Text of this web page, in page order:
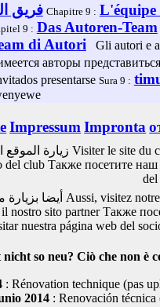
فريقالكتاب والمؤلفين ضيف يعرض نفسه Chapitre 9 : L'équipe
9 : Das Autoren-Team
di Autori Gli autori e
авторы представиться
presentarse Sura 9 :
Impressum Impronta
زيارة الموقع الناديVisiter le site du
del clubТакже посетите
أيضا بزيارة موقع شريكناAussi, visitez
nostro sito partnerТакже
nuestra página web del
nicht so neu? Ciò che non è
: Rénovation technique (pas
2014 : Renovación técnica